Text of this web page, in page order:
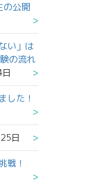
の公開
い」は
の流れ
した！
日
戦！